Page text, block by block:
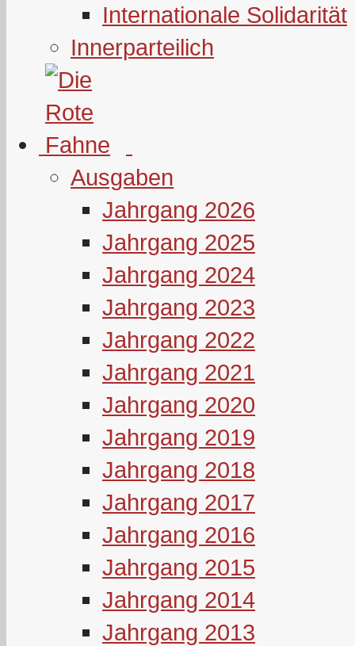
Internationale Solidarität
Innerparteilich
Ausgaben
Jahrgang 2026
Jahrgang 2025
Jahrgang 2024
Jahrgang 2023
Jahrgang 2022
Jahrgang 2021
Jahrgang 2020
Jahrgang 2019
Jahrgang 2018
Jahrgang 2017
Jahrgang 2016
Jahrgang 2015
Jahrgang 2014
Jahrgang 2013